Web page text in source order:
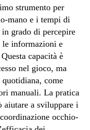
strumento per
mano e i tempi di
grado di percepire
informazioni e
capacità è
nel gioco, ma
come
manuali. La pratica
aiutare a sviluppare i
occhio-